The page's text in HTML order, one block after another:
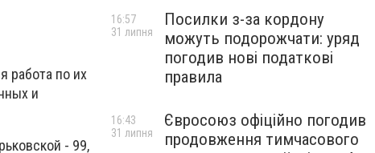
работа по их
и
- 99,
Посилки з-за кордону
можуть подорожчати: уряд
погодив нові податкові
правила
16:57
31 липня
Євросоюз офіційно погодив
продовження тимчасового
16:43
31 липня